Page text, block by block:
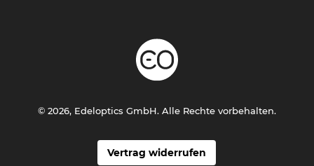
Vertrag widerrufen
© 2026, Edeloptics GmbH. Alle Rechte vorbehalten.